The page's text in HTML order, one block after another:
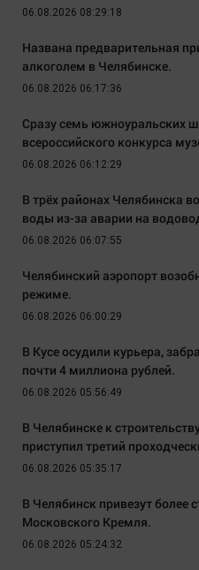
06.08.2026 08:29:18
Названа предварительная
алкоголем в Челябинске.
06.08.2026 06:17:36
Сразу семь южноуральских
всероссийского конкурса
06.08.2026 06:12:29
В трёх районах Челябинска
воды из-за аварии на
06.08.2026 06:07:55
Челябинский аэропорт
режиме.
06.08.2026 06:00:29
В Кусе осудили курьера,
почти 4 миллиона рублей.
06.08.2026 05:56:49
В Челябинске к
приступил третий
06.08.2026 05:35:17
В Челябинск привезут более
Московского Кремля.
06.08.2026 05:24:32